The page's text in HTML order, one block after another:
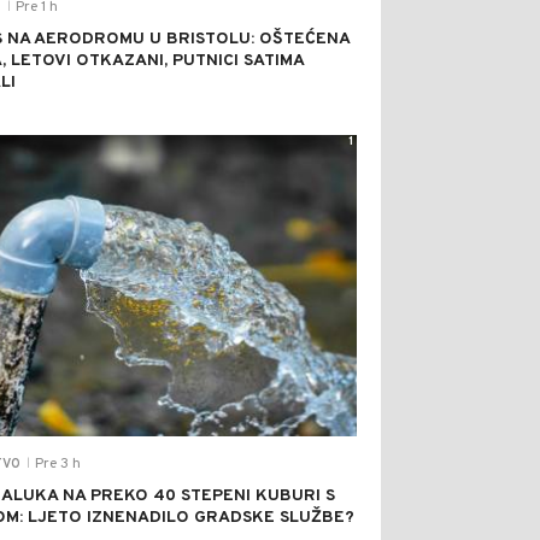
Pre 1 h
NA AERODROMU U BRISTOLU: OŠTEĆENA
LETOVI OTKAZANI, PUTNICI SATIMA
Pre 3 h
NA PREKO 40 STEPENI KUBURI S
LJETO IZNENADILO GRADSKE SLUŽBE?
1